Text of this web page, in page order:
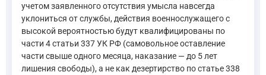
Статья 338. Дезертирство 1. Дезертирство, то есть
—Уголовный кодекс Российской Федерации, ст. 338
С учётом принципа вины (ст. 5 УК РФ) и формы вины (ст. 24
учетом заявленного отсутствия умысла навсегда
уклониться от службы, действия военнослужащего с
высокой вероятностью будут квалифицированы по
части 4 статьи 337 УК РФ (самовольное оставление
части свыше одного месяца, наказание — до 5 лет
лишения свободы), а не как дезертирство по статье 338